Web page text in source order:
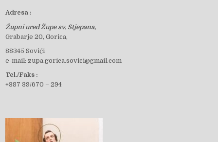
c
o
Adresa :
Župni ured Župe sv. Stjepana,
Grabarje 20, Gorica,
88345 Sovići
e-mail: zupa.gorica.sovici@gmail.com
Tel./Faks :
+387 39/670 – 294